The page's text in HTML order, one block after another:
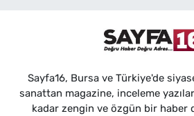
Sayfa16, Bursa ve Türkiye'de
sanattan magazine, inceleme
kadar zengin ve özgün bir haber